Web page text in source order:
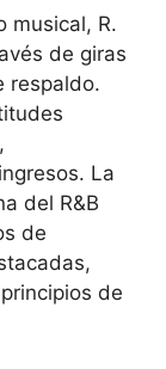
musical, R.
de giras
respaldo.
La
del R&B
de
de